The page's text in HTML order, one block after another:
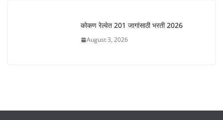
कोकण रेल्वेत 201 जागांसाठी भरती 2026
August 3, 2026